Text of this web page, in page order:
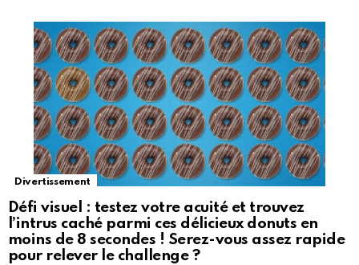
Divertissement
Défi visuel : testez votre acuité et trouvez
l’intrus caché parmi ces délicieux donuts en
moins de 8 secondes ! Serez-vous assez rapide
pour relever le challenge ?